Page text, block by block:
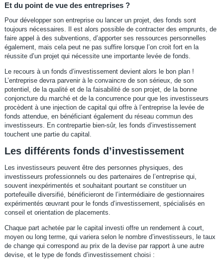
Et du point de vue des entreprises ?
Pour développer son entreprise ou lancer un projet, des fonds sont
toujours nécessaires. Il est alors possible de contracter des emprunts, de
faire appel à des subventions, d’apporter ses ressources personnelles
également, mais cela peut ne pas suffire lorsque l’on croit fort en la
réussite d’un projet qui nécessite une importante levée de fonds.
Le recours à un fonds d’investissement devient alors le bon plan !
L’entreprise devra parvenir à le convaincre de son sérieux, de son
potentiel, de la qualité et de la faisabilité de son projet, de la bonne
conjoncture du marché et de la concurrence pour que les investisseurs
procèdent à une injection de capital qui offre à l’entreprise la levée de
fonds attendue, en bénéficiant également du réseau commun des
investisseurs. En contrepartie bien-sûr, les fonds d’investissement
touchent une partie du capital.
Les différents fonds d’investissement
Les investisseurs peuvent être des personnes physiques, des
investisseurs professionnels ou des partenaires de l’entreprise qui,
souvent inexpérimentés et souhaitant pourtant se constituer un
portefeuille diversifié, bénéficieront de l’intermédiaire de gestionnaires
expérimentés œuvrant pour le fonds d’investissement, spécialisés en
conseil et orientation de placements.
Chaque part achetée par le capital investi offre un rendement à court,
moyen ou long terme, qui variera selon le nombre d’investisseurs, le taux
de change qui correspond au prix de la devise par rapport à une autre
devise, et le type de fonds d’investissement choisi :